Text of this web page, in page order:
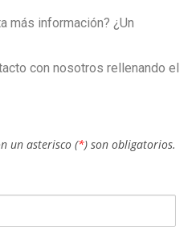
más información? ¿Un
con nosotros rellenando el
un asterisco (*) son obligatorios.